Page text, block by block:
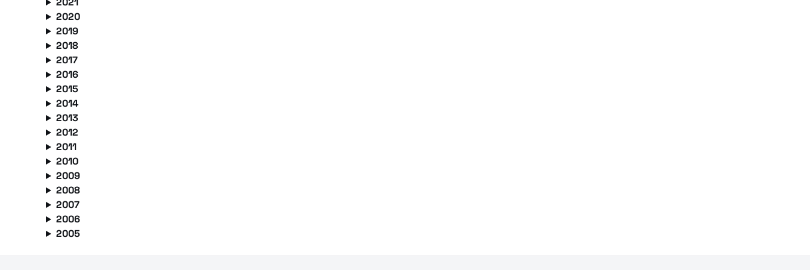
2020
2019
2018
2017
2016
2015
2014
2013
2012
2011
2010
2009
2008
2007
2006
2005